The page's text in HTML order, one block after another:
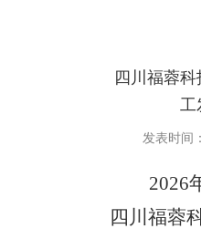
四川福蓉
工
发表时间
2026
四川福蓉